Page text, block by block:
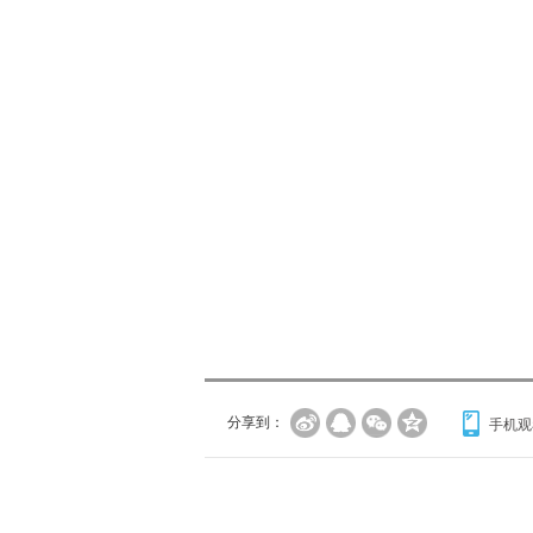
分享到： 手机